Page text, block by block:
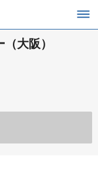
大阪）